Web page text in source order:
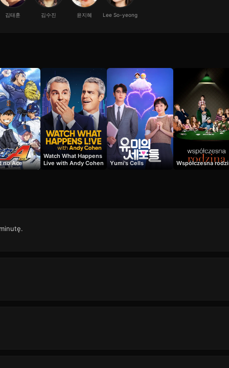
김태훈 김수진 윤지혜 Lee So-yeong
no Ace
Watch What Happens
Live with Andy Cohen
Yumi's Cells Współczesna